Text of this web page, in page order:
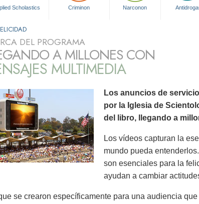
Scholastics Criminon Narconon
DEL PROGRAMA
A MILLONES CON
MULTIMEDIA
Los anuncios de
por la Iglesia de
del libro, llegando a
Los vídeos capturan la
mundo pueda
son esenciales para la
ayudan a cambiar
se crearon específicamente para una audiencia